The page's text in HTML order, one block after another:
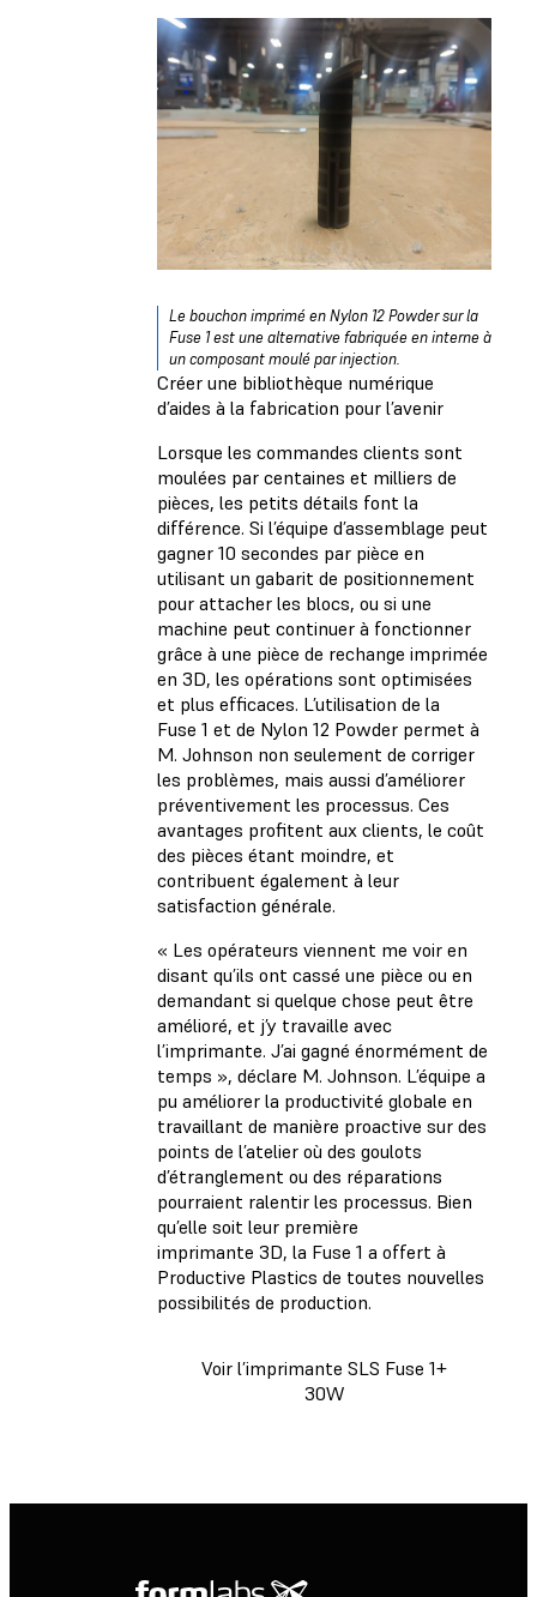
Le bouchon imprimé en Nylon 12 Powder sur la
Fuse 1 est une alternative fabriquée en interne à
un composant moulé par injection.
Créer une bibliothèque numérique
d’aides à la fabrication pour l’avenir
Lorsque les commandes clients sont
moulées par centaines et milliers de
pièces, les petits détails font la
différence. Si l’équipe d’assemblage peut
gagner 10 secondes par pièce en
utilisant un gabarit de positionnement
pour attacher les blocs, ou si une
machine peut continuer à fonctionner
grâce à une pièce de rechange imprimée
en 3D, les opérations sont optimisées
et plus efficaces. L’utilisation de la
Fuse 1 et de Nylon 12 Powder permet à
M. Johnson non seulement de corriger
les problèmes, mais aussi d’améliorer
préventivement les processus. Ces
avantages profitent aux clients, le coût
des pièces étant moindre, et
contribuent également à leur
satisfaction générale.
« Les opérateurs viennent me voir en
disant qu’ils ont cassé une pièce ou en
demandant si quelque chose peut être
amélioré, et j’y travaille avec
l’imprimante. J’ai gagné énormément de
temps », déclare M. Johnson. L’équipe a
pu améliorer la productivité globale en
travaillant de manière proactive sur des
points de l’atelier où des goulots
d’étranglement ou des réparations
pourraient ralentir les processus. Bien
qu’elle soit leur première
imprimante 3D, la Fuse 1 a offert à
Productive Plastics de toutes nouvelles
possibilités de production.
Voir l’imprimante SLS Fuse 1+
30W